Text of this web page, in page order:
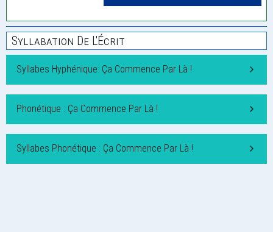
Syllabation De L'Écrit
Syllabes Hyphénique: Ça Commence Par Là !
Phonétique : Ça Commence Par Là !
Syllabes Phonétique : Ça Commence Par Là !